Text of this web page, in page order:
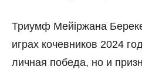
Триумф Мейіржана
играх кочевников 2024
личная победа, но и